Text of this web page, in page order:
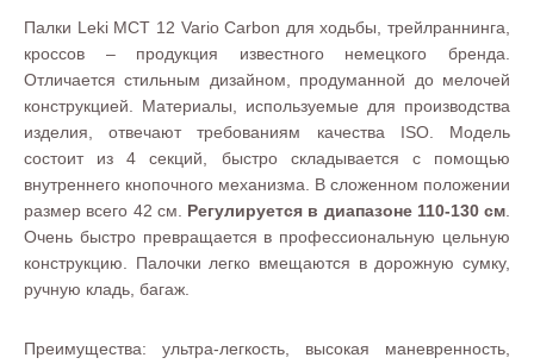
Палки Leki MCT 12 Vario Carbon для ходьбы, трейлраннинга,
кроссов – продукция известного немецкого бренда.
Отличается стильным дизайном, продуманной до мелочей
конструкцией. Материалы, используемые для производства
изделия, отвечают требованиям качества ISO. Модель
состоит из 4 секций, быстро складывается с помощью
внутреннего кнопочного механизма. В сложенном положении
размер всего 42 см. Регулируется в диапазоне 110-130 см
Очень быстро превращается в профессиональную цельную
конструкцию. Палочки легко вмещаются в дорожную сумку,
ручную кладь, багаж.
Преимущества: ультра-легкость, высокая маневренность,